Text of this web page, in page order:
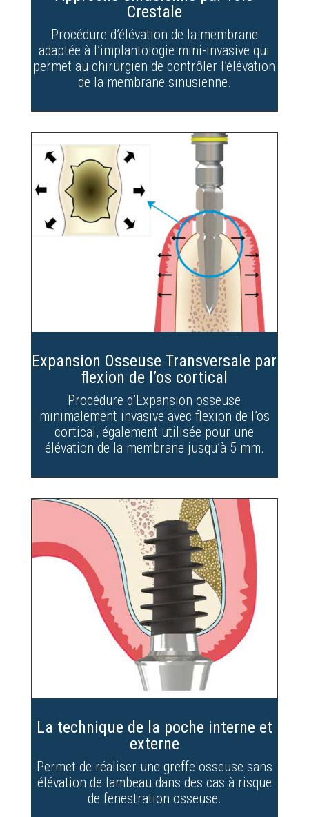
Crestale
Procédure d’élévation de la membrane
adaptée à l’implantologie mini-invasive qui
permet au chirurgien de contrôler l’élévation
de la membrane sinusienne.
Expansion Osseuse Transversale par
flexion de l’os cortical
Procédure d’Expansion osseuse
minimalement invasive avec flexion de l’os
cortical, également utilisée pour une
élévation de la membrane jusqu’à 5 mm.
La technique de la poche interne et
externe
Permet de réaliser une greffe osseuse sans
élévation de lambeau dans des cas à risque
de fenestration osseuse.